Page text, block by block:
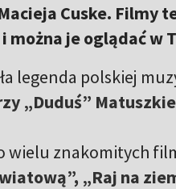
Cuske. Filmy
je oglądać w
legenda polskiej
„Duduś”
wielu znakomitych
„Raj na